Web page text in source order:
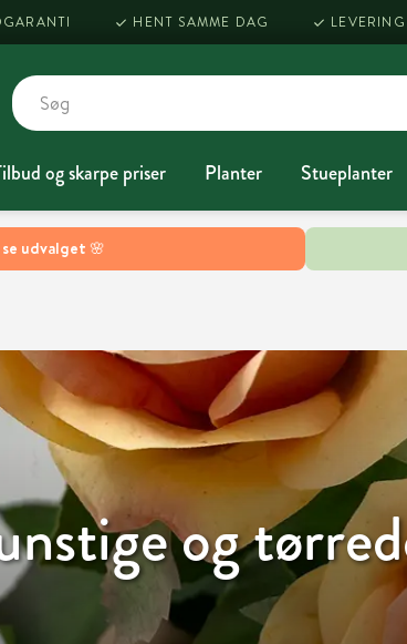
udvalget 🌸
HENT SAMME DAG
og skarpe priser Planter Stueplanter
og